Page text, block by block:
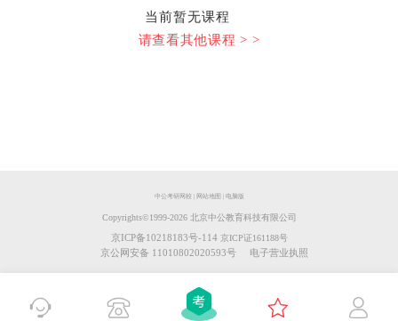
当前暂无课程
请查看其他课程 > >
中公考研网校| 网站地图 | 电脑版
Copyrights©️1999-2026北京中公教育科技有限公司
京ICP备10218183号-114 京ICP证161188号
京公网安备 11010802020593号 电子营业执照